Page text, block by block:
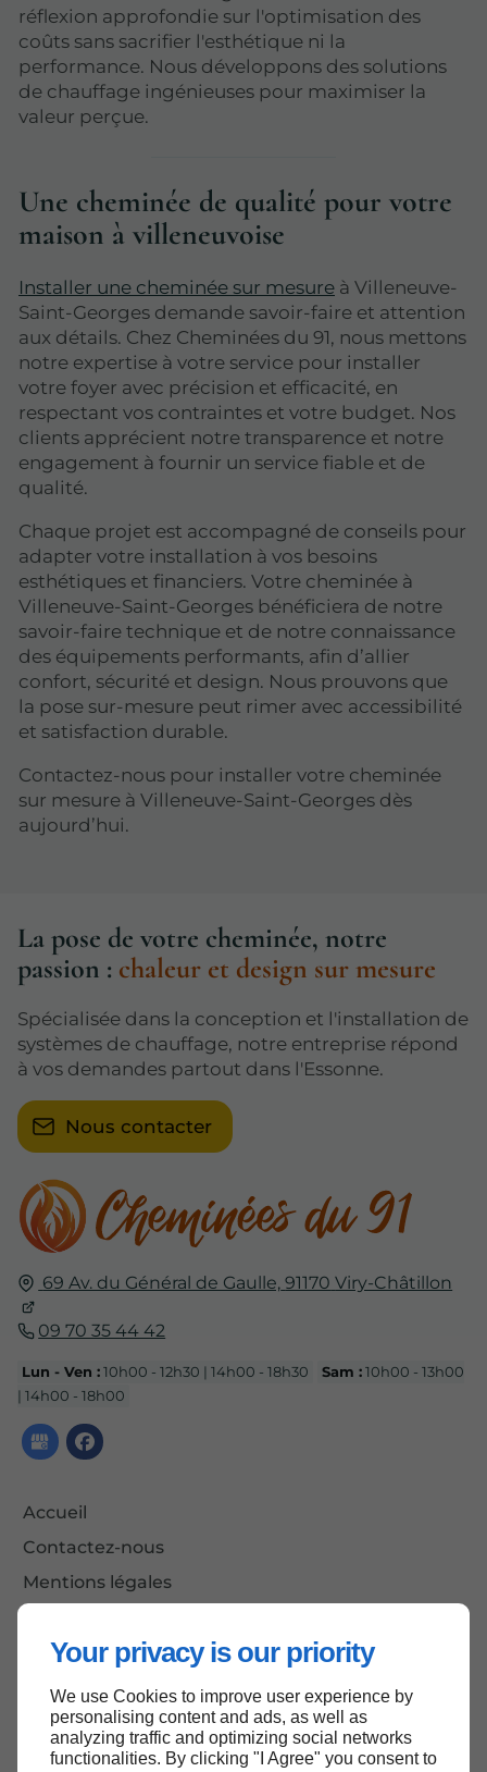
Your privacy is our priority
We use Cookies to improve user experience by
personalising content and ads, as well as
analyzing traffic and optimizing social networks
functionalities. By clicking "I Agree" you consent to
réflexion approfondie sur l'optimisation des
coûts sans sacrifier l'esthétique ni la
performance. Nous développons des solutions
de chauffage ingénieuses pour maximiser la
valeur perçue.
Une cheminée de qualité pour votre
maison à villeneuvoise
Installer une cheminée sur mesure à Villeneuve-
Saint-Georges demande savoir-faire et attention
aux détails. Chez Cheminées du 91, nous mettons
notre expertise à votre service pour installer
votre foyer avec précision et efficacité, en
respectant vos contraintes et votre budget. Nos
clients apprécient notre transparence et notre
engagement à fournir un service fiable et de
qualité.
Chaque projet est accompagné de conseils pour
adapter votre installation à vos besoins
esthétiques et financiers. Votre cheminée à
Villeneuve-Saint-Georges bénéficiera de notre
savoir-faire technique et de notre connaissance
des équipements performants, afin d’allier
confort, sécurité et design. Nous prouvons que
la pose sur-mesure peut rimer avec accessibilité
et satisfaction durable.
Contactez-nous pour installer votre cheminée
sur mesure à Villeneuve-Saint-Georges dès
aujourd’hui.
69 Av. du Général de Gaulle, 91170 Viry-Châtillon
09 70 35 44 42
Lun - Ven :10h00 - 12h30 | 14h00 - 18h30 Sam :10h00 - 13h00
| 14h00 - 18h00
Accueil
Contactez-nous
Mentions légales
La pose de votre cheminée, notre
passion : chaleur et design sur mesure
Spécialisée dans la conception et l'installation de
systèmes de chauffage, notre entreprise répond
à vos demandes partout dans l'Essonne.
Nous contacter
Haut de page